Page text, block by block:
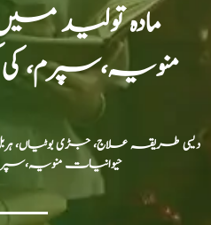
مادہ تولید
منویہ،سپرم، کی
دیسی طریقہ علاج، جڑی بوٹیاں،
حیوانیات منویہ،سپرم،